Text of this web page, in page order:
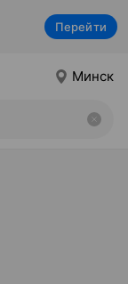
Перейти
Минск